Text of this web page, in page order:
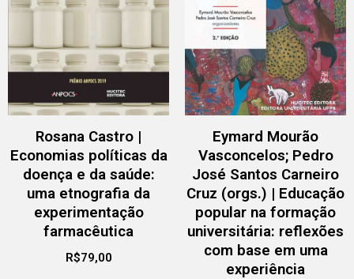
Rosana Castro |
Economias políticas da
doença e da saúde:
uma etnografia da
experimentação
farmacêutica
R$79,00
Eymard Mourão
Vasconcelos; Pedro
José Santos Carneiro
Cruz (orgs.) | Educação
popular na formação
universitária: reflexões
com base em uma
experiência